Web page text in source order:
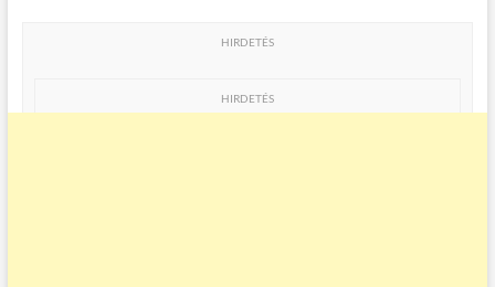
HIRDETÉS
HIRDETÉS